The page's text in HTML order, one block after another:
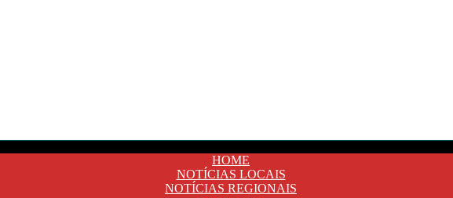
HOME
NOTÍCIAS LOCAIS
NOTÍCIAS REGIONAIS